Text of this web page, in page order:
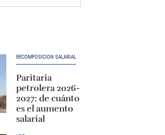
RECOMPOSICIÓN SALARIAL
Paritaria
petrolera 2026-
2027: de cuánto
es el aumento
salarial